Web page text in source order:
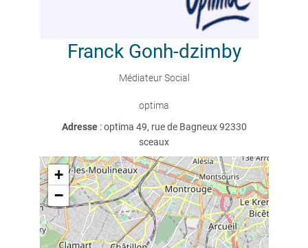
Franck Gonh-dzimby
Médiateur Social
optima
Adresse : optima 49, rue de Bagneux 92330
sceaux
+
−